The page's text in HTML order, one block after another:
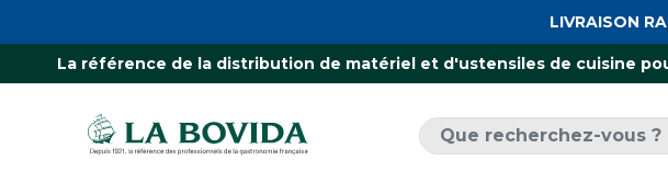
La référence de la distribution de matériel et d'ustensiles de cuisine
LIVRAISON